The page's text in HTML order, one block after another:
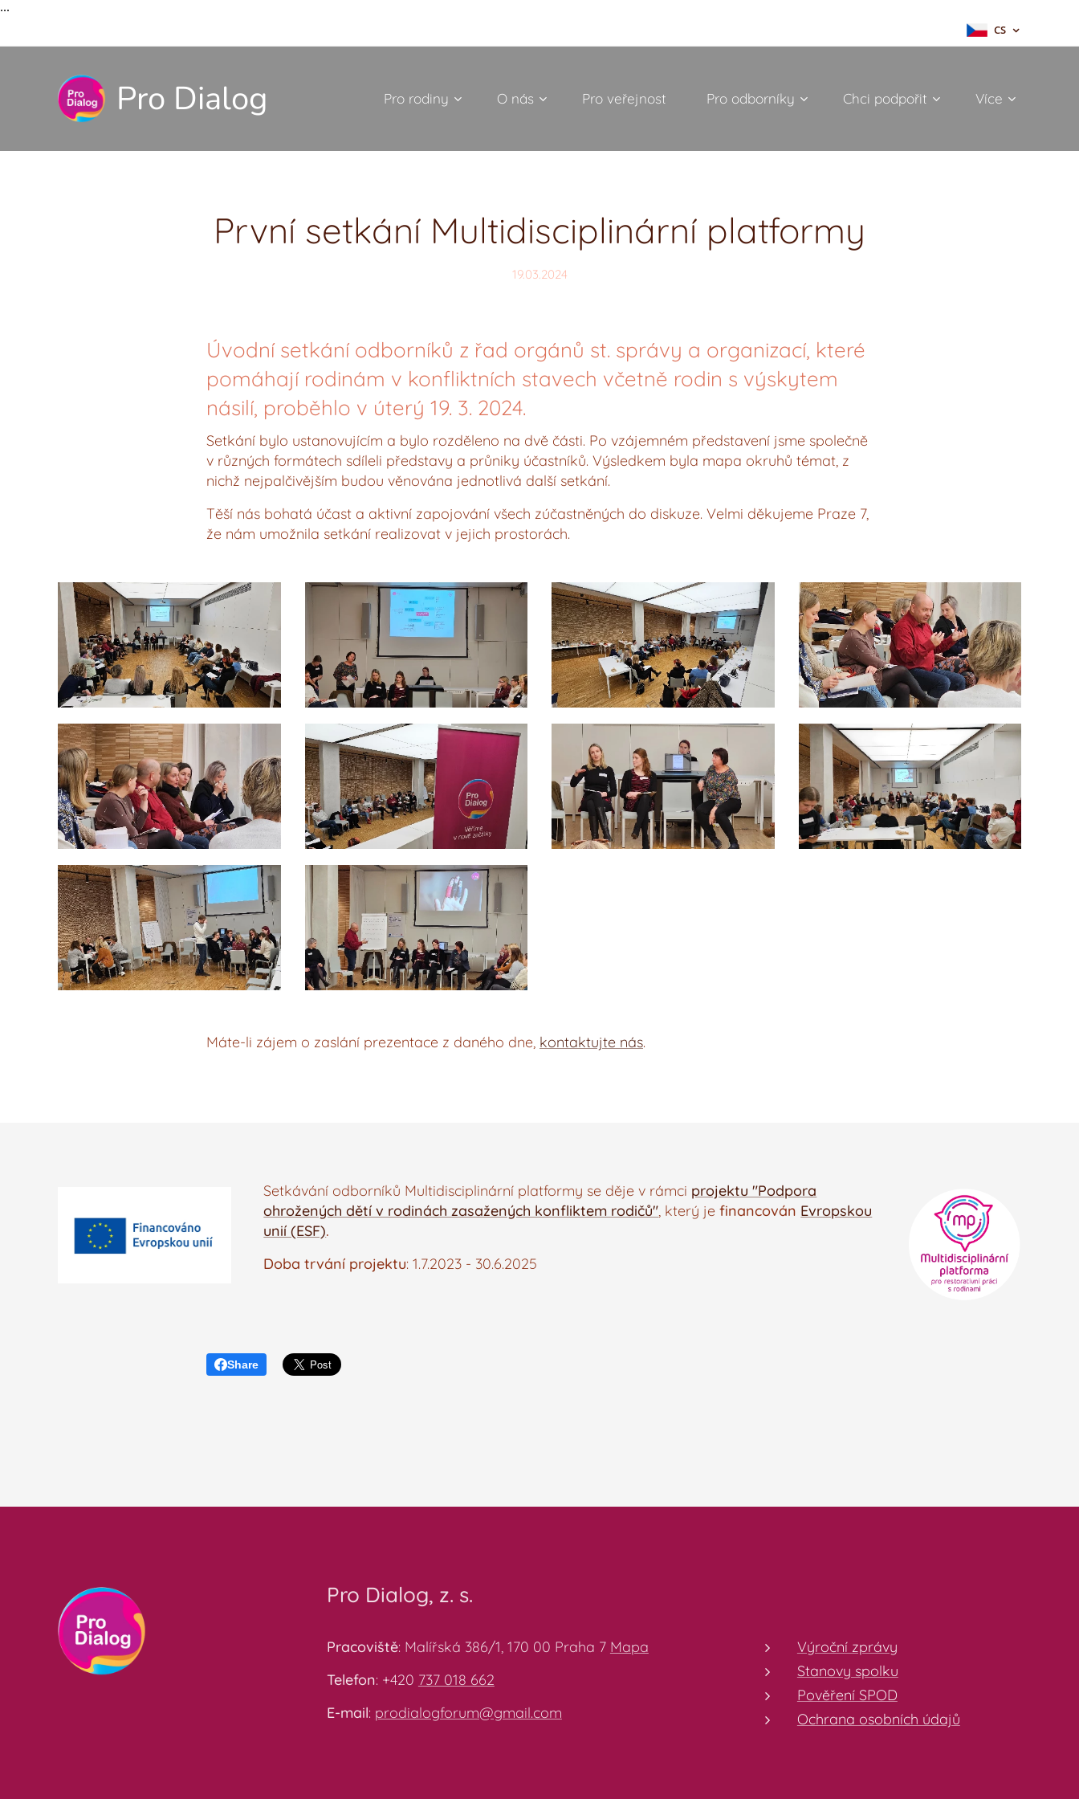
...
CS
Pro Dialog Pro rodiny O nás Pro veřejnost Pro odborníky Chci podpořit Více
První setkání Multidisciplinární platformy
19.03.2024
Úvodní setkání odborníků z řad orgánů st. správy a organizací, které
pomáhají rodinám v konfliktních stavech včetně rodin s výskytem
násilí, proběhlo v úterý 19. 3. 2024.
Setkání bylo ustanovujícím a bylo rozděleno na dvě části. Po vzájemném představení jsme společně
v různých formátech sdíleli představy a průniky účastníků. Výsledkem byla mapa okruhů témat, z
nichž nejpalčivějším budou věnována jednotlivá další setkání.
Těší nás bohatá účast a aktivní zapojování všech zúčastněných do diskuze. Velmi děkujeme Praze 7,
že nám umožnila setkání realizovat v jejich prostorách.
Máte-li zájem o zaslání prezentace z daného dne, kontaktujte nás.
Setkávání odborníků Multidisciplinární platformy se děje v rámci projektu "Podpora
ohrožených dětí v rodinách zasažených konfliktem rodičů", který jefinancován Evropskou
unií (ESF).
Doba trvání projektu: 1.7.2023 - 30.6.2025
Share
Pro Dialog, z. s.
Pracoviště: Malířská 386/1, 170 00 Praha 7 Mapa
Telefon: +420 737 018 662
E-mail: prodialogforum@gmail.com
Výroční zprávy
Stanovy spolku
Pověření SPOD
Ochrana osobních údajů